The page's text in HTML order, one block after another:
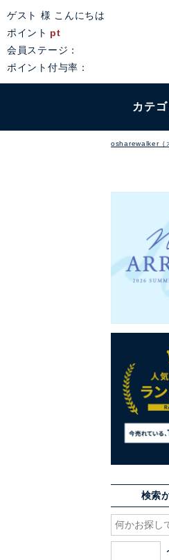
ゲスト 様 こんにちは
ポイント pt
会員ステージ：
ポイント付与率：
カテゴ
osharewalker（
検索